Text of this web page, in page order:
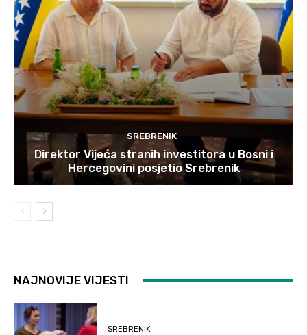
SREBRENIK
Direktor Vijeća stranih investitora u Bosni i
Hercegovini posjetio Srebrenik
NAJNOVIJE VIJESTI
SREBRENIK